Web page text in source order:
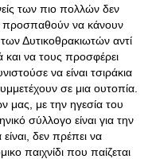
των πιο πολλών δεν
προσπαθούν να κάνουν
Δυτικοθρακιωτών αντί
και να τους προσφέρει
να είναι τσιράκια
σε μια ουτοπία.
μας, με την ηγεσία του
σύλλογο είναι για την
δεν πρέπει να
παιχνίδι που παίζεται